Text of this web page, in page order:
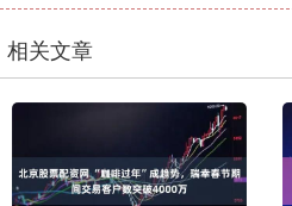
相关文章